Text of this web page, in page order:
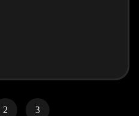
2 3